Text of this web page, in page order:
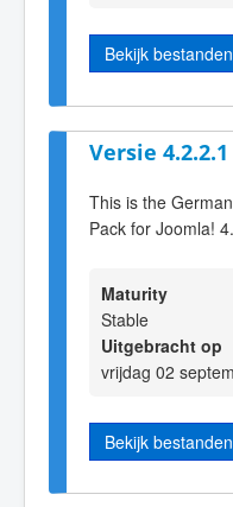
Bekijk bestanden
Versie 4.2.2.1
This is the
Pack for Joomla!
Maturity
Stable
Uitgebracht op
vrijdag 02
Bekijk bestanden